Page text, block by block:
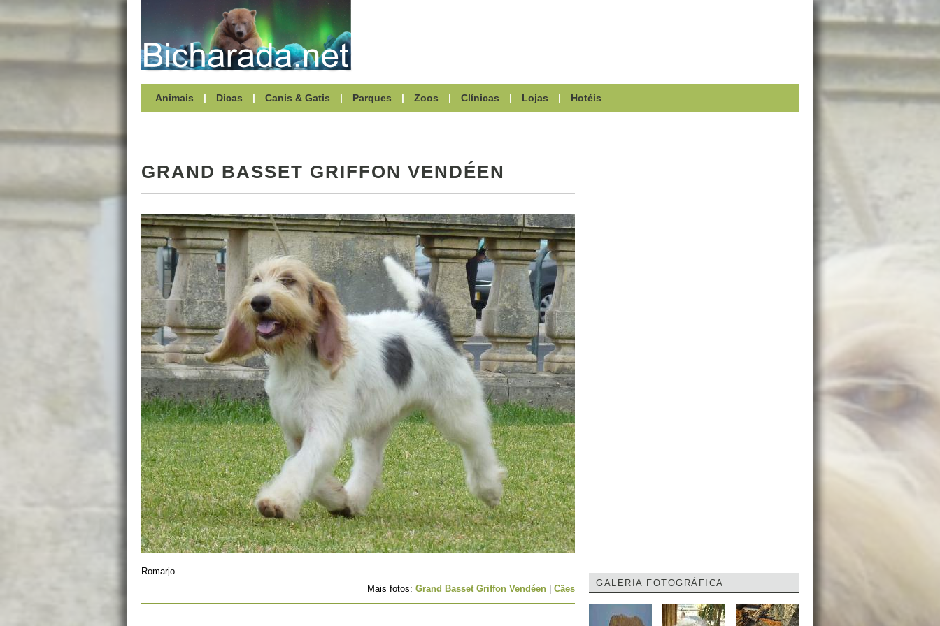
Animais | Dicas | Canis & Gatis | Parques | Zoos | Clínicas | Lojas | Hotéis
GRAND BASSET GRIFFON VENDÉEN
Romarjo
Mais fotos: Grand Basset Griffon Vendéen Cães
GALERIA FOTOGRÁFICA